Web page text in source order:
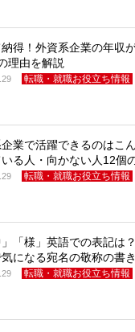
得！外資系企業の年収
理由を解説
転職・就職お役立ち情報
業で活躍できるのはこ
る人・向かない人12個
転職・就職お役立ち情報
」「様」英語での表記は
になる宛名の敬称の書
転職・就職お役立ち情報